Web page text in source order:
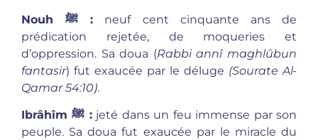
Nouh ﷺ : neuf cent cinquante ans de
prédication rejetée, de moqueries et
d’oppression. Sa doua (Rabbi annî maghlûbun
fantasir) fut exaucée par le déluge (Sourate Al-
Qamar 54:10).
Ibrâhîm ﷺ :jeté dans un feu immense par son
peuple. Sa doua fut exaucée par le miracle du